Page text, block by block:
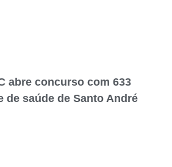
abre concurso com 633
de saúde de Santo André